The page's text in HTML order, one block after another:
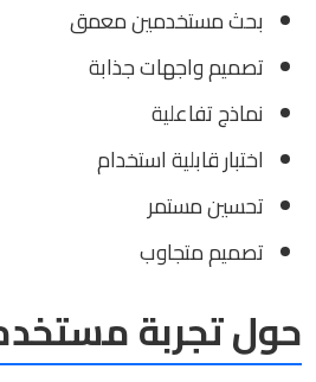
بحث مستخدمين معمق
تصميم واجهات جذابة
نماذج تفاعلية
اختبار قابلية استخدام
تحسين مستمر
تصميم متجاوب
حول تجربة